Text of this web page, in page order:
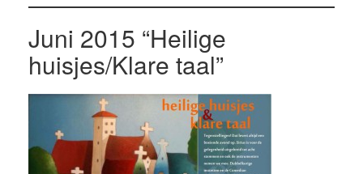
Juni 2015 “Heilige
huisjes/Klare taal”